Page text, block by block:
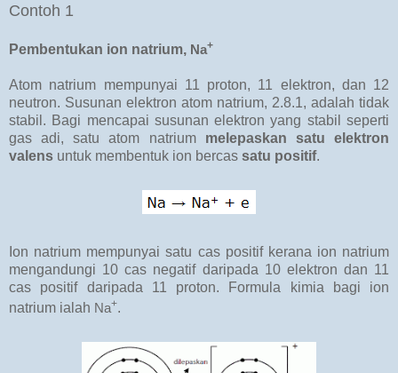
Contoh 1
Pembentukan ion natrium, Na+
Atom natrium mempunyai 11 proton, 11 elektron, dan 12
neutron. Susunan elektron atom natrium, 2.8.1, adalah tidak
stabil. Bagi mencapai susunan elektron yang stabil seperti
gas adi, satu atom natrium melepaskan satu elektron
valens untuk membentuk ion bercas satu positif.
Ion natrium mempunyai satu cas positif kerana ion natrium
mengandungi 10 cas negatif daripada 10 elektron dan 11
cas positif daripada 11 proton. Formula kimia bagi ion
natrium ialah Na+.